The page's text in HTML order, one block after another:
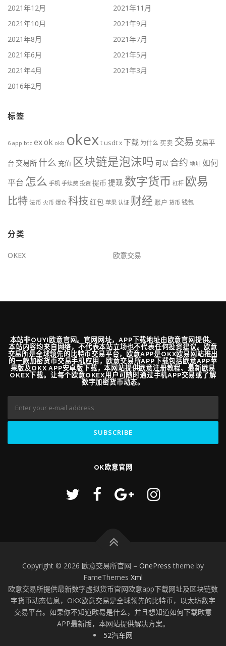
2021年12月
2021年11月
2021年10月
2021年9月
2021年8月
2021年7月
2021年6月
2021年5月
2021年4月
2021年3月
2016年2月
标签
6 app btc exok okb okext usdtx下载 为什么 买卖 交易 交易平
台 交易所 什么 充值 区块链是泡沫吗 可以 合约 地址 如何
平台 怎么 手机 手续费 投资 提币 提现 数字货币 杠杆 欧易
比特法币 火币 爆仓 科技 红包 苹果 认证 财经 账户 货币 钱包
分类
OKEX 欧意交易
本站非OUYI欧意官网。官网网址，APP下载地址由欧意官网提供。
本站内容均来自网络，不代表本站立场也不代表任何投资建议。欧意
交易所是全球领先的比特币交易平台，欧意APP是OKX欧易网站推出
的一款加密货币交易手机应用，欧意交易所APP下载包括欧意APP苹
果版及OKX APP安卓版下载，本网站提供欧意注册教程、最新欧易
OKEX下载。让每个欧意OKEX用户可随时通过手机APP交易或了解
数字加密货币动态。
OK欧意官网
Copyright © 2026 欧意交易所官网 – OnePress theme by
FameThemes Xml
欧意交易所提供最新数字虚拟货币官网欧意app下载网址及区块链数
字货币动态信息，OKX欧意交易是全球领先的比特币，以太坊数字
交易平台。如果你不知道欧易是什么，并且想知道如何下载欧意
APP最新版，本网站提供解决方案。
52汽车网